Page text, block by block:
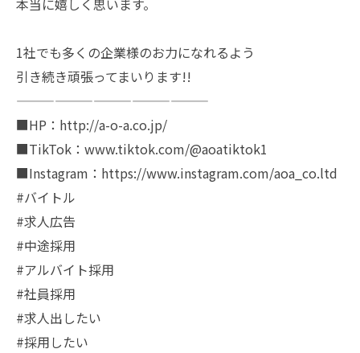
本当に嬉しく思います。
1社でも多くの企業様のお力になれるよう
引き続き頑張ってまいります!!
———————————————
■HP：http://a-o-a.co.jp/
■TikTok：www.tiktok.com/@aoatiktok1
■Instagram：https://www.instagram.com/aoa_co.ltd
#バイトル
#求人広告
#中途採用
#アルバイト採用
#社員採用
#求人出したい
#採用したい